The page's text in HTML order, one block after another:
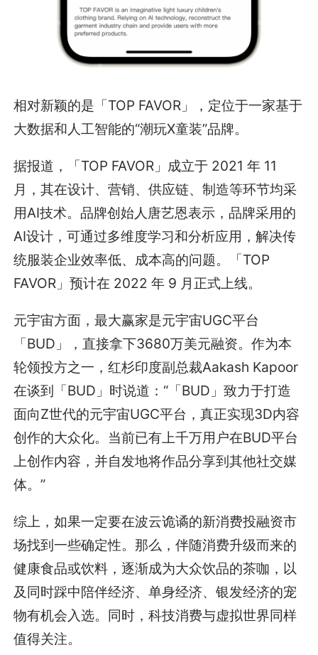
相对新颖的是「TOP FAVOR」，定位于一家基于
大数据和人工智能的“潮玩X童装”品牌。
据报道，「TOP FAVOR」成立于 2021 年 11
月，其在设计、营销、供应链、制造等环节均采
用AI技术。品牌创始人唐艺恩表示，品牌采用的
AI设计，可通过多维度学习和分析应用，解决传
统服装企业效率低、成本高的问题。「TOP
FAVOR」预计在 2022 年 9 月正式上线。
元宇宙方面，最大赢家是元宇宙UGC平台
「BUD」，直接拿下3680万美元融资。作为本
轮领投方之一，红杉印度副总裁Aakash Kapoor
在谈到「BUD」时说道：“「BUD」致力于打造
面向Z世代的元宇宙UGC平台，真正实现3D内容
创作的大众化。当前已有上千万用户在BUD平台
上创作内容，并自发地将作品分享到其他社交媒
体。”
综上，如果一定要在波云诡谲的新消费投融资市
场找到一些确定性。那么，伴随消费升级而来的
健康食品或饮料，逐渐成为大众饮品的茶咖，以
及同时踩中陪伴经济、单身经济、银发经济的宠
物有机会入选。同时，科技消费与虚拟世界同样
值得关注。